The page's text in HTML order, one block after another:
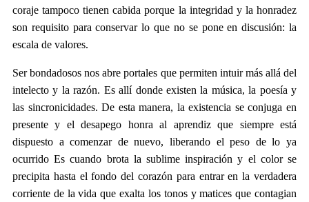
coraje tampoco tienen cabida porque la integridad y la honradez
son requisito para conservar lo que no se pone en discusión: la
escala de valores.
Ser bondadosos nos abre portales que permiten intuir más allá del
intelecto y la razón. Es allí donde existen la música, la poesía y
las sincronicidades. De esta manera, la existencia se conjuga en
presente y el desapego honra al aprendiz que siempre está
dispuesto a comenzar de nuevo, liberando el peso de lo ya
ocurrido Es cuando brota la sublime inspiración y el color se
precipita hasta el fondo del corazón para entrar en la verdadera
corriente de la vida que exalta los tonos y matices que contagian